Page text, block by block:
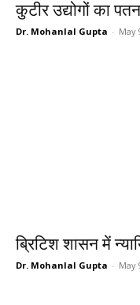
कुटीर उद्योगों का पतन
Dr. Mohanlal Gupta - May
ब्रिटिश शासन में
Dr. Mohanlal Gupta - May